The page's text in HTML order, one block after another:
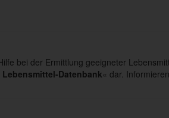
bei der Ermittlung geeigneter
Lebensmittel-Datenbank« dar.